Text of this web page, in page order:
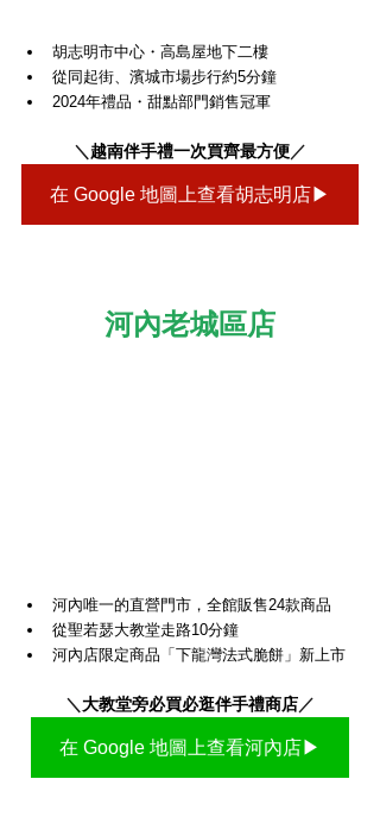
胡志明市中心・高島屋地下二樓
從同起街、濱城市場步行約5分鐘
2024年禮品・甜點部門銷售冠軍
＼越南伴手禮一次買齊最方便／
在 Google 地圖上查看胡志明店▶
河內老城區店
河內唯一的直營門市，全館販售24款商品
從聖若瑟大教堂走路10分鐘
河內店限定商品「下龍灣法式脆餅」新上市
＼大教堂旁必買必逛伴手禮商店／
在 Google 地圖上查看河內店▶